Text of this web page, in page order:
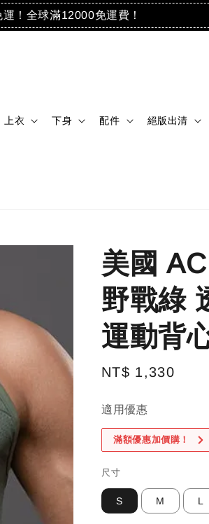
！全球滿12000免運費！
上衣 下身 配件 絕版出清
美國
野戰綠
運動背
Regular
NT$ 1,330
適用優惠
滿額優惠加價購！
尺寸
S M L